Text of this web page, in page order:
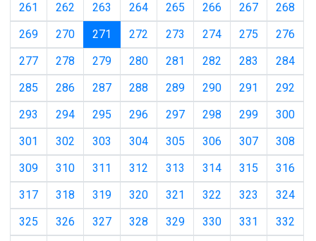
261
262 263 264 265 266 267
268
269
270 271 (current)
272 273 274 275
276
277
278 279 280 281 282 283
284
285
286 287 288 289 290 291
292
293
294 295 296 297 298 299
300
301
302 303 304 305 306 307
308
309
310 311 312 313 314 315
316
317
318 319 320 321 322 323
324
325
326 327 328 329 330 331
332